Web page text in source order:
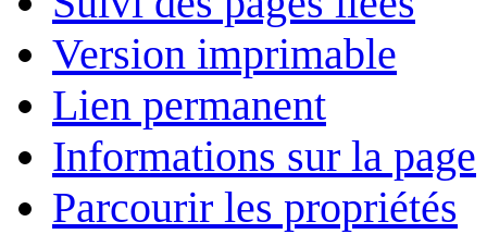
Version imprimable
Lien permanent
Informations sur la page
Parcourir les propriétés